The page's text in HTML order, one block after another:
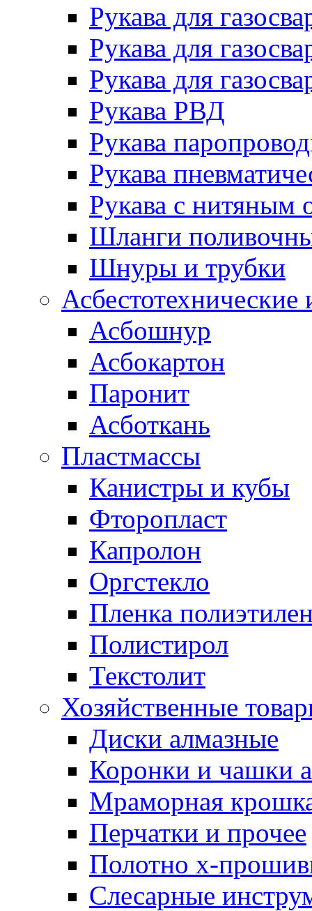
Рукава для
Рукава для
Рукава для
Рукава РВД
Рукава
Рукава
Рукава с нитяным
Шланги
Шнуры и трубки
Асбестотехнические
Асбошнур
Асбокартон
Паронит
Асботкань
Пластмассы
Канистры и кубы
Фторопласт
Капролон
Оргстекло
Пленка
Полистирол
Текстолит
Хозяйственные
Диски алмазные
Коронки и чашки
Мраморная
Перчатки и прочее
Полотно х-
Слесарные